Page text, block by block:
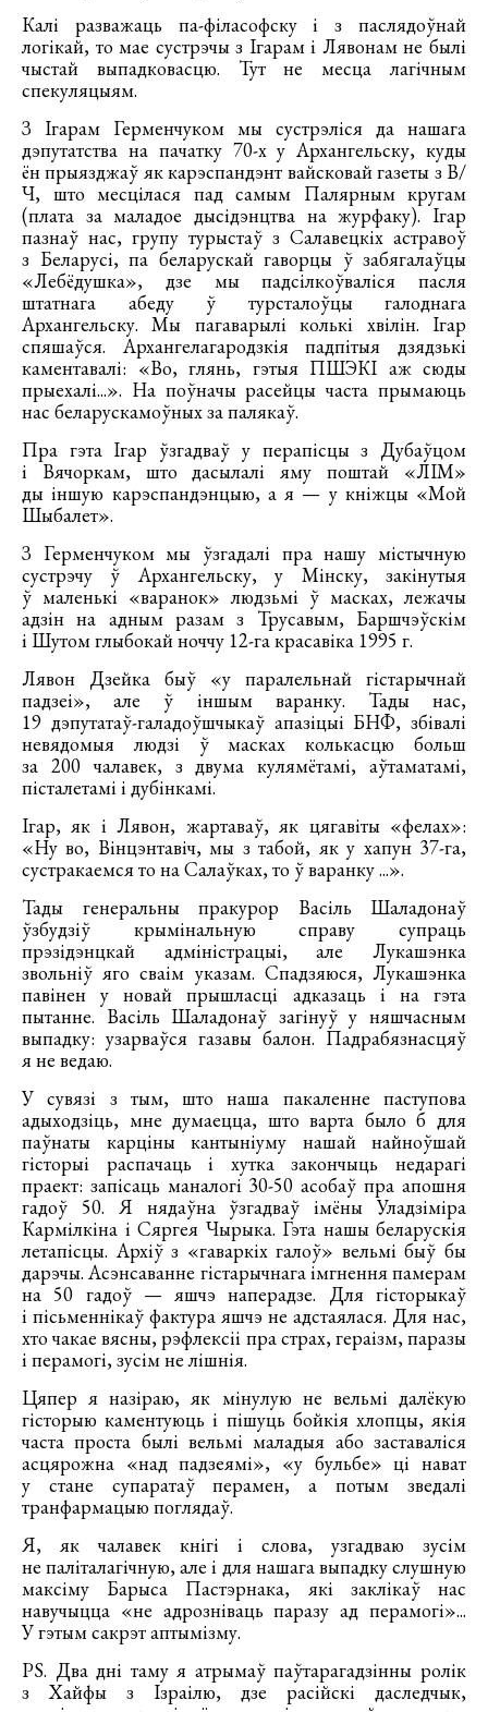
Калі разважаць па-філасофску і з паслядоўнай
логікай, то мае сустрэчы з Ігарам і Лявонам не былі
чыстай выпадковасцю. Тут не месца лагічным
спекуляцыям.
З Ігарам Герменчуком мы сустрэліся да нашага
дэпутатства на пачатку 70-х у Архангельску, куды
ён прыязджаў як карэспандэнт вайсковай газеты з В/
Ч, што месцілася пад самым Палярным кругам
(плата за маладое дысідэнцтва на журфаку). Ігар
пазнаў нас, групу турыстаў з Салавецкіх астравоў
з Беларусі, па беларускай гаворцы ў забягалаўцы
«Лебёдушка», дзе мы падсілкоўваліся пасля
штатнага абеду ў турсталоўцы галоднага
Архангельску. Мы пагаварылі колькі хвілін. Ігар
спяшаўся. Архангелагародзкія падпітыя дзядзькі
каментавалі: «Во, глянь, гэтыя ПШЭКІ аж сюды
прыехалі...». На поўначы расейцы часта прымаюць
нас беларускамоўных за палякаў.
Пра гэта Ігар ўзгадваў у перапісцы з Дубаўцом
і Вячоркам, што дасылалі яму поштай «ЛІМ»
ды іншую карэспандэнцыю, а я — у кніжцы «Мой
Шыбалет».
З Герменчуком мы ўзгадалі пра нашу містычную
сустрэчу ў Архангельску, у Мінску, закінутыя
ў маленькі «варанок» людзьмі ў масках, лежачы
адзін на адным разам з Трусавым, Баршчэўскім
і Шутом глыбокай ноччу 12-га красавіка 1995 г.
Лявон Дзейка быў «у паралельнай гістарычнай
падзеі», але ў іншым варанку. Тады нас,
19 дэпутатаў-галадоўшчыкаў апазіцыі БНФ, збівалі
невядомыя людзі ў масках колькасцю больш
за 200 чалавек, з двума кулямётамі, аўтаматамі,
пісталетамі і дубінкамі.
Ігар, як і Лявон, жартаваў, як цягавіты «фелах»:
«Ну во, Вінцэнтавіч, мы з табой, як у хапун 37-га,
сустракаемся то на Салаўках, то ў варанку ...».
Тады генеральны пракурор Васіль Шаладонаў
ўзбудзіў крымінальную справу супраць
прэзідэнцкай адміністрацыі, але Лукашэнка
звольніў яго сваім указам. Спадзяюся, Лукашэнка
павінен у новай прышласці адказаць і на гэта
пытанне. Васіль Шаладонаў загінуў у няшчасным
выпадку: узарваўся газавы балон. Падрабязнасцяў
я не ведаю.
У сувязі з тым, што наша пакаленне паступова
адыходзіць, мне думаецца, што варта было б для
паўнаты карціны кантыніуму нашай найноўшай
гісторыі распачаць і хутка закончыць недарагі
праект: запісаць маналогі 30-50 асобаў пра апошня
гадоў 50. Я нядаўна ўзгадваў імёны Уладзіміра
Кармілкіна і Сяргея Чырыка. Гэта нашы беларускія
летапісцы. Архіў з «гаваркіх галоў» вельмі быў бы
дарэчы. Асэнсаванне гістарычнага імгнення памерам
на 50 гадоў — яшчэ наперадзе. Для гісторыкаў
і пісьменнікаў фактура яшчэ не адстаялася. Для нас,
хто чакае вясны, рэфлексіі пра страх, гераізм, паразы
і перамогі, зусім не лішнія.
Цяпер я назіраю, як мінулую не вельмі далёкую
гісторыю каментуюць і пішуць бойкія хлопцы, якія
часта проста былі вельмі маладыя або заставаліся
асцярожна «над падзеямі», «у бульбе» ці нават
у стане супаратаў перамен, а потым зведалі
транфармацыю поглядаў.
Я, як чалавек кнігі і слова, узгадваю зусім
не паліталагічную, але і для нашага выпадку слушную
максіму Барыса Пастэрнака, які заклікаў нас
навучыцца «не адрозніваць паразу ад перамогі»...
У гэтым сакрэт аптымізму.
PS. Два дні таму я атрымаў паўтарагадзінны ролік
з Хайфы з Ізраілю, дзе расійскі даследчык,